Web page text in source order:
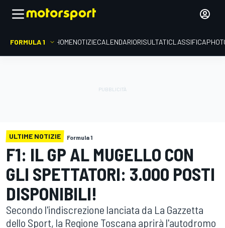
FORMULA 1 HOMENOTIZIECALENDARIORISULTATICLASSIFICA
ULTIME NOTIZIE Formula 1
F1: IL GP AL MUGELLO CON
GLI SPETTATORI: 3.000 POSTI
DISPONIBILI!
Secondo l'indiscrezione lanciata da La Gazzetta
dello Sport, la Regione Toscana aprirà l'autodromo